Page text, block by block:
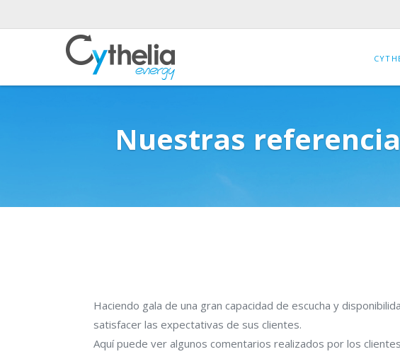
Nuestras
Haciendo gala de una gran capacidad de escucha y
satisfacer las expectativas de sus clientes.
Aquí puede ver algunos comentarios realizados por los